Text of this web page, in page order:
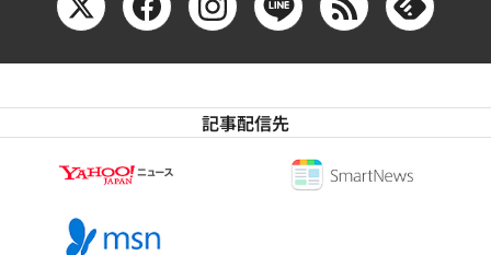
記事配信先